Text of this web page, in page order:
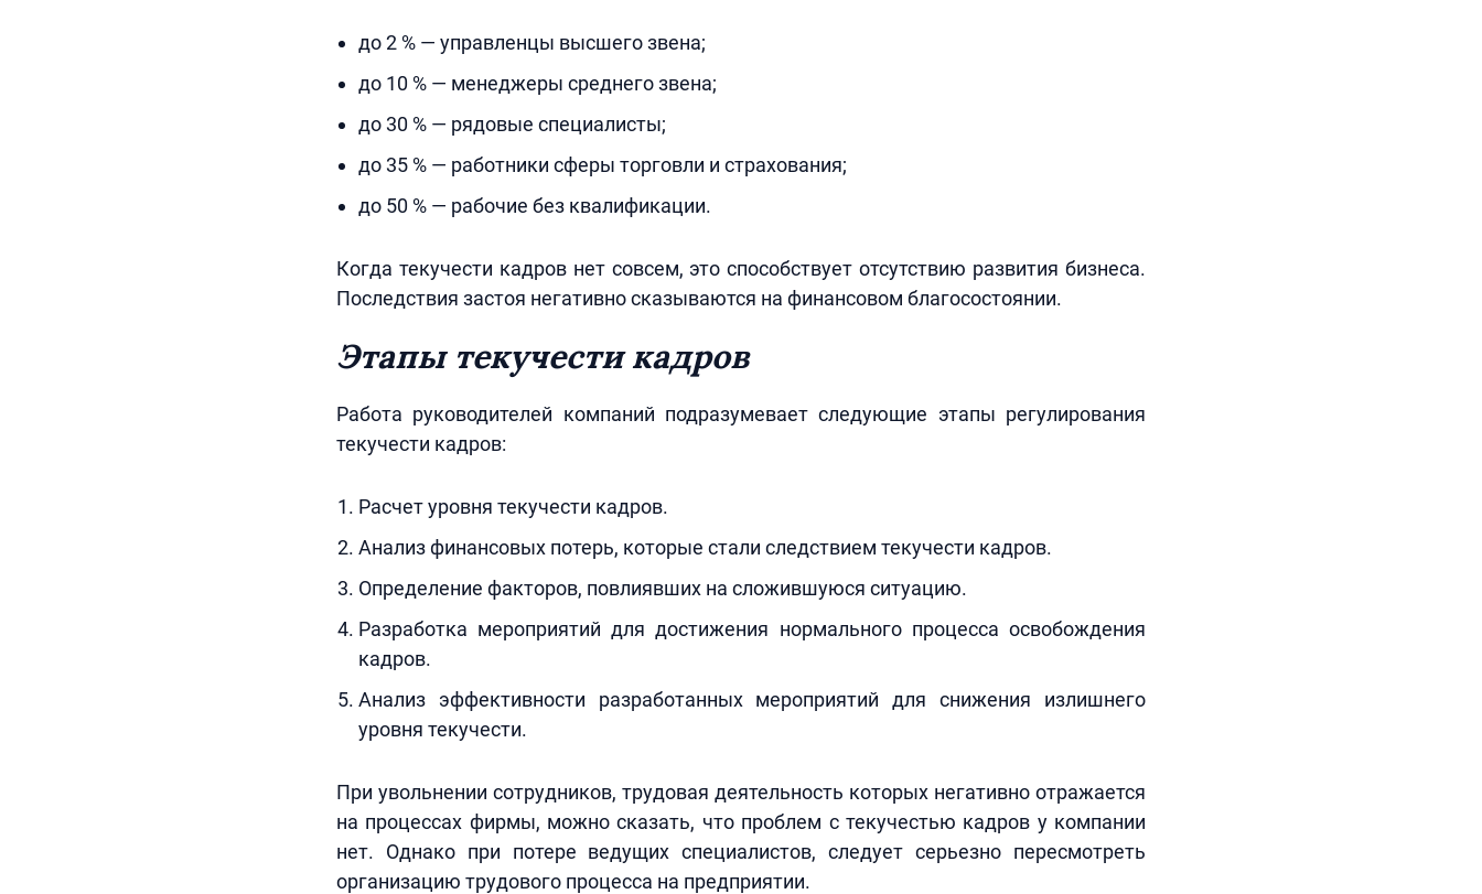
до 2 % — управленцы высшего звена;
до 10 % — менеджеры среднего звена;
до 30 % — рядовые специалисты;
до 35 % — работники сферы торговли и страхования;
до 50 % — рабочие без квалификации.
Когда текучести кадров нет совсем, это способствует отсутствию развития бизнеса.
Последствия застоя негативно сказываются на финансовом благосостоянии.
Этапы текучести кадров
Работа руководителей компаний подразумевает следующие этапы регулирования
текучести кадров:
Расчет уровня текучести кадров.
Анализ финансовых потерь, которые стали следствием текучести кадров.
Определение факторов, повлиявших на сложившуюся ситуацию.
Разработка мероприятий для достижения нормального процесса освобождения
кадров.
Анализ эффективности разработанных мероприятий для снижения излишнего
уровня текучести.
При увольнении сотрудников, трудовая деятельность которых негативно отражается
на процессах фирмы, можно сказать, что проблем с текучестью кадров у компании
нет. Однако при потере ведущих специалистов, следует серьезно пересмотреть
организацию трудового процесса на предприятии.